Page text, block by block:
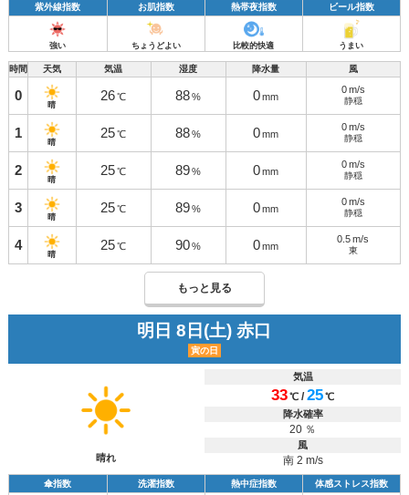
紫外線指数 お肌指数 熱帯夜指数 ビール指数
強い ちょうどよい 比較的快適 うまい
時間 天気 気温 湿度 降水量 風
0
晴
26 ℃ 88 % 0 mm
0m/s
静穏
1
晴
25 ℃ 88 % 0 mm
0m/s
静穏
2
晴
25 ℃ 89 % 0 mm
0m/s
静穏
3
晴
25 ℃ 89 % 0 mm
0m/s
静穏
4
晴
25 ℃ 90 % 0 mm
0.5 m/s
東
もっと見る
明日 8日(土) 赤口
寅の日
晴れ
気温
33℃ /25℃
降水確率
20 ％
風
南 2 m/s
傘指数 洗濯指数 熱中症指数 体感ストレス指数